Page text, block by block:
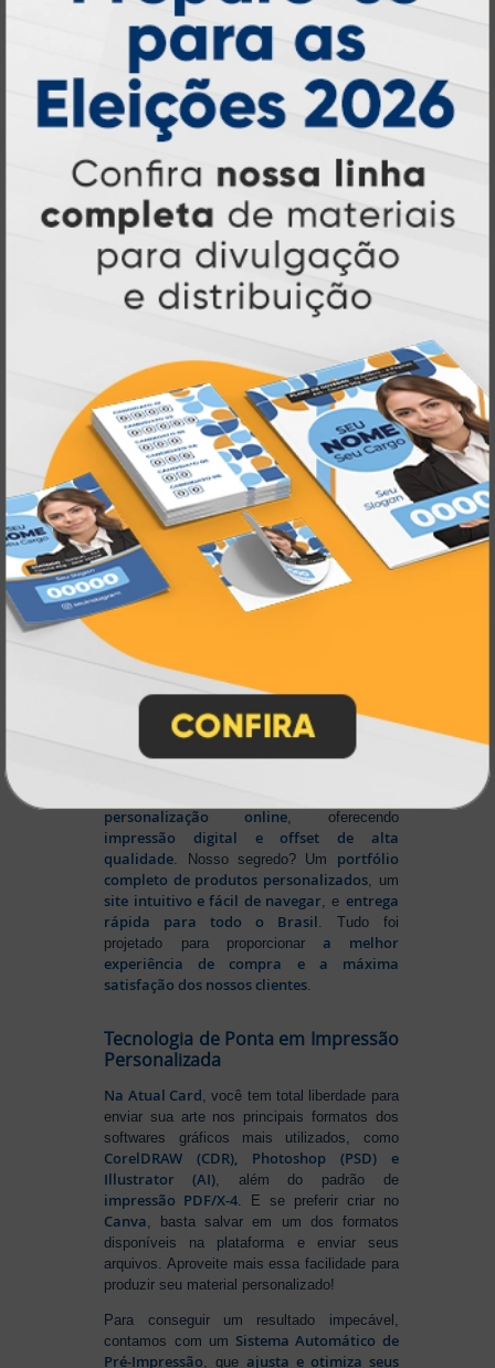
Atual Card: A Gráfica Pioneira em
Personalização Online
Atual Card é referência em impressão
gráfica online no Brasil, oferecendo uma
atender profissionais autônomos, empresas e
revendedores gráficos
quase três
décadas de experiência, somos pioneiros no
segmento de
impressão sob demanda
investindo continuamente emtecnologia,
inovação e personalizaçãopara entregar
qualidade, agilidade e a melhor
aos nossos clientes.
Pioneirismo e Inovação em
Impressão personalizada
Muito antes de termos como
gráfica online,
impressão sob demanda e web to printse
popularizarem, aAtual Card já estava
transformando o mercado gráfico.
Nascemos digitais e seguimos
inovando
continuamente, investindo em
tecnologia
de ponta
para garantir a melhor experiência
em
produtos personalizados e impressão
online. Tudo isso para oferecer
qualidade e soluções inteligentes
atendem às suas necessidades.
Liderança e Qualidade em
Impressão
Prestes a completar três décadas de
personalização online, oferecendo
impressão digital e offset de alta
qualidade . Nosso segredo? Um portfólio
completo de produtos personalizados , um
site intuitivo e fácil de navegar , e entrega
rápida para todo o Brasil . Tudo foi
projetado para proporcionara melhor
experiência de compra e a máxima
satisfação dos nossos clientes
Tecnologia de Ponta em Impressão
Personalizada
Na Atual Card, você tem total liberdade para
enviar sua arte nos principais formatos dos
softwares gráficos mais utilizados, como
CorelDRAW (CDR), Photoshop (PSD) e
Illustrator (AI), além do padrão de
impressão PDF/X-4. E se preferir criar no
Canva, basta salvar em um dos formatos
disponíveis na plataforma e enviar seus
arquivos. Aproveite mais essa facilidade para
produzir seu material personalizado!
Para conseguir um resultado impecável,
contamos com um Sistema Automático de
Pré-Impressão, queajusta e otimiza seus